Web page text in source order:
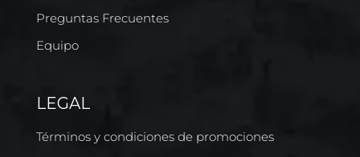
Preguntas Frecuentes
Equipo
LEGAL
Términos y condiciones de promociones